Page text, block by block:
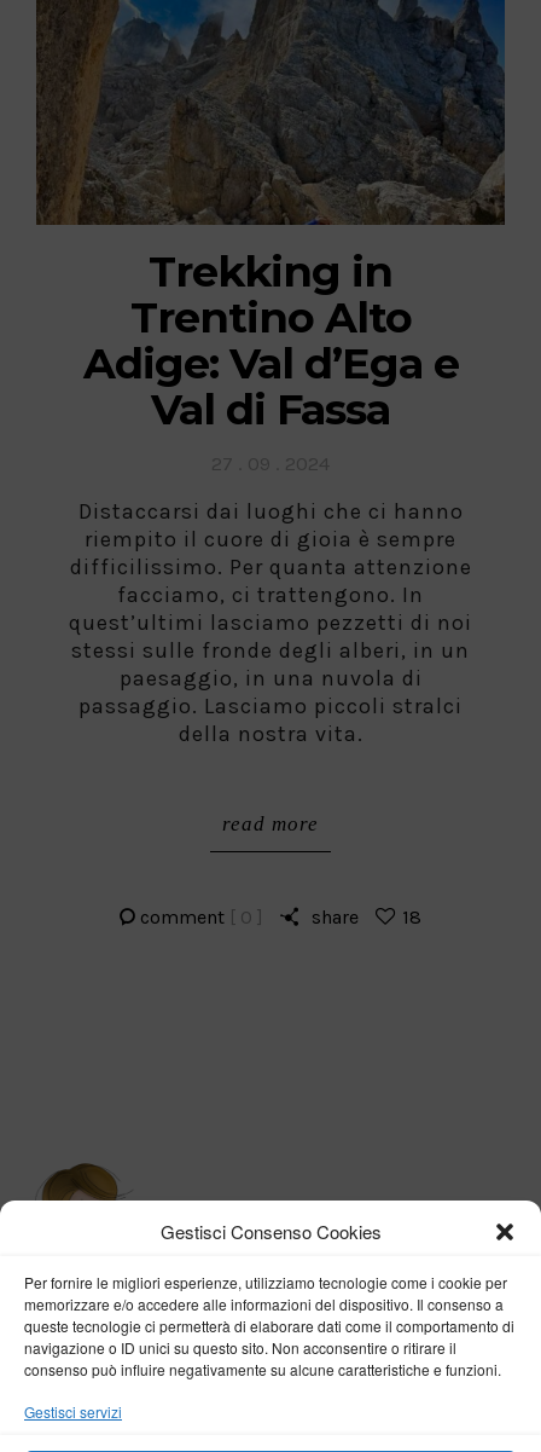
Gestisci Consenso Cookies
Per fornire le migliori esperienze, utilizziamo tecnologie come i cookie per
memorizzare e/o accedere alle informazioni del dispositivo. Il consenso a
queste tecnologie ci permetterà di elaborare dati come il comportamento di
navigazione o ID unici su questo sito. Non acconsentire o ritirare il
consenso può influire negativamente su alcune caratteristiche e funzioni.
Gestisci servizi
Trekking in
Trentino Alto
Adige: Val d’Ega e
Val di Fassa
Distaccarsi dai luoghi che ci hanno
riempito il cuore di gioia è sempre
difficilissimo. Per quanta attenzione
facciamo, ci trattengono. In
quest’ultimi lasciamo pezzetti di noi
stessi sulle fronde degli alberi, in un
paesaggio, in una nuvola di
passaggio. Lasciamo piccoli stralci
della nostra vita.
read more
comment [ 0 ] share 18
BY VERONICA D'ONOFRIO